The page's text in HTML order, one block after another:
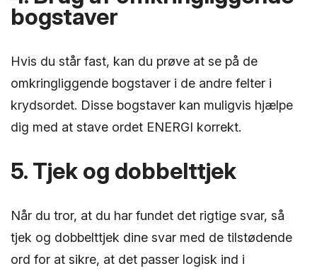
bogstaver
Hvis du står fast, kan du prøve at se på de
omkringliggende bogstaver i de andre felter i
krydsordet. Disse bogstaver kan muligvis hjælpe
dig med at stave ordet ENERGI korrekt.
5. Tjek og dobbelttjek
Når du tror, at du har fundet det rigtige svar, så
tjek og dobbelttjek dine svar med de tilstødende
ord for at sikre, at det passer logisk ind i